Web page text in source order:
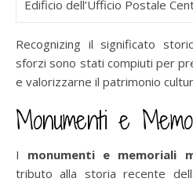
Edificio dell’Ufficio Postale
Recognizing il significato
sforzi sono stati compiuti per
e valorizzarne il patrimonio
Monumenti e
I monumenti e memoriali
tributo alla storia recente